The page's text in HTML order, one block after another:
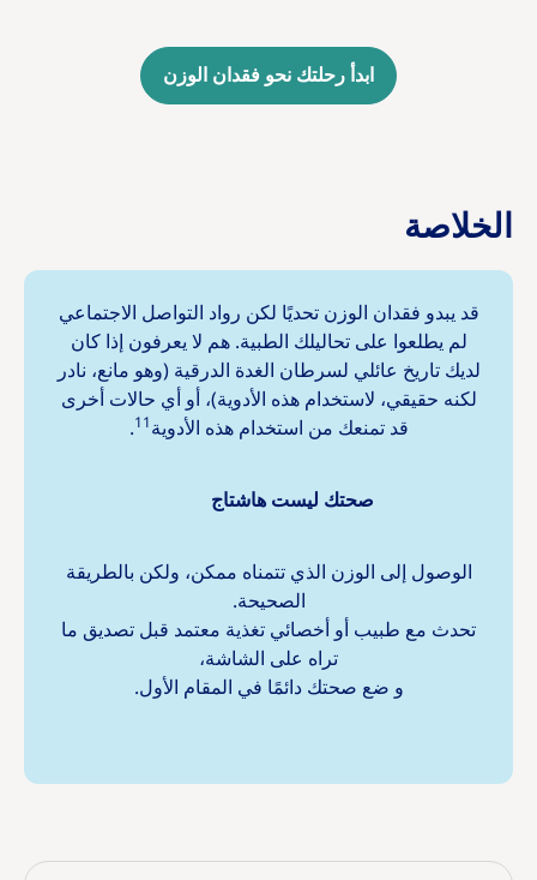
ابدأ رحلتك نحو فقدان الوزن
الخلاصة
قد يبدو فقدان الوزن تحديًا لكن رواد التواصل الاجتماعي
لم يطلعوا على تحاليلك الطبية. هم لا يعرفون إذا كان
لديك تاريخ عائلي لسرطان الغدة الدرقية (وهو مانع، نادر
لكنه حقيقي، لاستخدام هذه الأدوية)، أو أي حالات أخرى
قد تمنعك من استخدام هذه الأدوية11
.
صحتك ليست هاشتاج
الوصول إلى الوزن الذي تتمناه ممكن، ولكن بالطريقة
الصحيحة.
تحدث مع طبيب أو أخصائي تغذية معتمد قبل تصديق ما
تراه على الشاشة،
و ضع صحتك دائمًا في المقام الأول.